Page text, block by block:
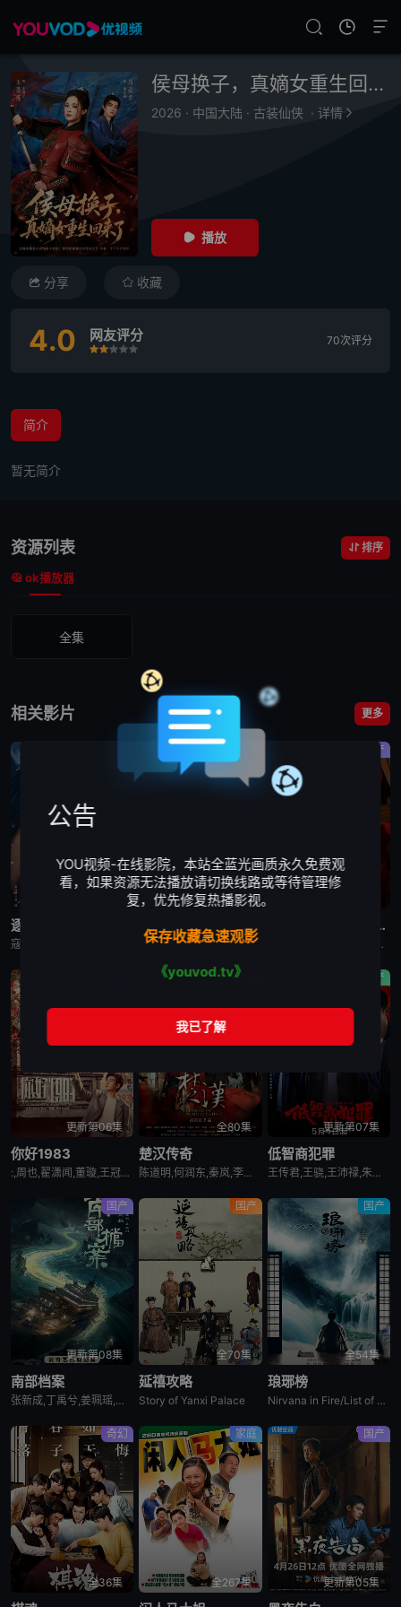
侯母换子，真嫡女重生回来了
2026 · 中国大陆 · 古装仙侠 · 详情
播放
分享 收藏
4.0 网友评分
很差较差还行
推荐
力荐
70次评分
简介
暂无简介
资源列表 排序
ok播放器
全集
相关影片 更多
逐玉
更新第07集
月鳞绮纪
鞠婧祎,曾舜晞,陈都灵,田嘉瑞,闫桉,饶嘉迪,高嘉妍,左宸屹,欧米德,吴晗,邬正容,高梓添,夏之光,江一燕,章时安,范世錡,刘宇,汪铎,姜贞羽,常华森,金靖,陈若轩,孙晨竣
国产
知否知否应是绿肥红瘦
知否？知否？应是绿肥红瘦/明兰传/The Story of Ming Lan
更新第06集
你好1983
:,周也,翟潇闻,董璇,王冠逸,赵达,涂凌,蒋易,
历史
全80集
楚汉传奇
陈道明,何润东,秦岚,李依晓,杨立新,段奕宏,胡东,孙海英,霍青
国产
更新第07集
低智商犯罪
王传君,王骁,王沛禄,朱云峰,栾元晖,谭希和,王正权,梅宝莱,田曦薇,姜冠南,张瑞涵,荣飞,宗俊涛,董宝石,宋郁河
国产
更新第08集
南部档案
张新成,丁禹兮,姜珮瑶,富大龙,刘令姿,张宸逍,李欢,姜卓君,徐正溪,韩栋,季肖冰,徐振轩,程相,应灏铭,曲高位,寇振海,佟晨洁,屠显智
国产
全70集
延禧攻略
Story of Yanxi Palace
国产
全54集
琅琊榜
Nirvana in Fire/List of Langya
奇幻
全36集
家庭
全267集
国产
更新第05集
公告
YOU视频-在线影院，本站全蓝光画质永久免费观
看，如果资源无法播放请切换线路或等待管理修
复，优先修复热播影视。
保存收藏急速观影
《youvod.tv》